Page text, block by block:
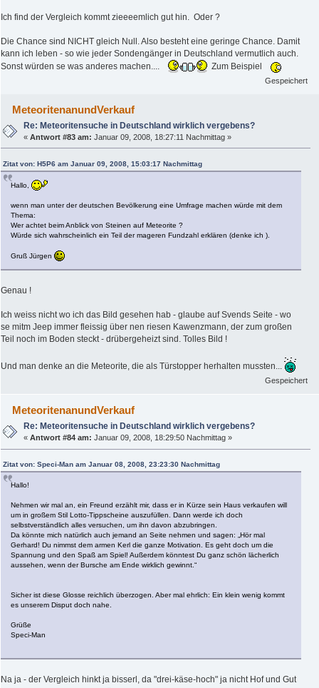
Ich find der Vergleich kommt zieeeemlich gut hin. Oder ?
Die Chance sind NICHT gleich Null. Also besteht eine geringe Chance. Damit
kann ich leben - so wie jeder Sondengänger in Deutschland vermutlich auch.
Sonst würden se was anderes machen....
Zum Beispiel
Gespeichert
MeteoritenanundVerkauf
Re: Meteoritensuche in Deutschland wirklich vergebens?
«Antwort #83 am: Januar 09, 2008, 18:27:11 Nachmittag »
Zitat von: H5P6 am Januar 09, 2008, 15:03:17 Nachmittag
Hallo,
wenn man unter der deutschen Bevölkerung eine Umfrage machen würde mit dem
Thema:
Wer achtet beim Anblick von Steinen auf Meteorite ?
Würde sich wahrscheinlich ein Teil der mageren Fundzahl erklären (denke ich ).
Gruß Jürgen
Genau !
Ich weiss nicht wo ich das Bild gesehen hab - glaube auf Svends Seite - wo
se mitm Jeep immer fleissig über nen riesen Kawenzmann, der zum großen
Teil noch im Boden steckt - drübergeheizt sind. Tolles Bild !
Und man denke an die Meteorite, die als Türstopper herhalten mussten...
Gespeichert
MeteoritenanundVerkauf
Re: Meteoritensuche in Deutschland wirklich vergebens?
«Antwort #84 am: Januar 09, 2008, 18:29:50 Nachmittag »
Zitat von: Speci-Man am Januar 08, 2008, 23:23:30 Nachmittag
Hallo!
Nehmen wir mal an, ein Freund erzählt mir, dass er in Kürze sein Haus verkaufen will
um in großem Stil Lotto-Tippscheine auszufüllen. Dann werde ich doch
selbstverständlich alles versuchen, um ihn davon abzubringen.
Da könnte mich natürlich auch jemand an Seite nehmen und sagen: „Hör mal
Gerhard! Du nimmst dem armen Kerl die ganze Motivation. Es geht doch um die
Spannung und den Spaß am Spiel! Außerdem könntest Du ganz schön lächerlich
aussehen, wenn der Bursche am Ende wirklich gewinnt.“
Sicher ist diese Glosse reichlich überzogen. Aber mal ehrlich: Ein klein wenig kommt
es unserem Disput doch nahe.
Grüße
Speci-Man
Na ja - der Vergleich hinkt ja bisserl, da "drei-käse-hoch" ja nicht Hof und Gut